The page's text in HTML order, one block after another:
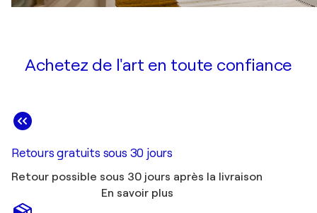
Achetez de l'art en toute confiance
Retours gratuits sous 30 jours
Retour possible sous 30 jours après la livraison
En savoir plus